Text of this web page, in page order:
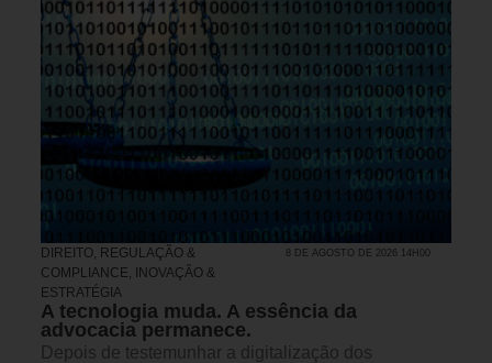
DIREITO, REGULAÇÃO &
COMPLIANCE INOVAÇÃO &
ESTRATÉGIA
8 DE AGOSTO DE 2026 14H00
A tecnologia muda. A essência da
advocacia permanece.
Depois de testemunhar a digitalização dos